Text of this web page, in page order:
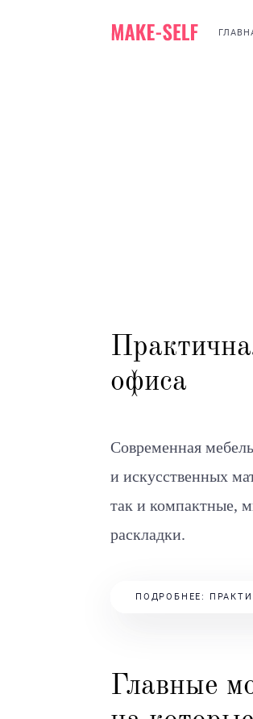
офиса
Современная
и искусственных
так и компактные,
раскладки.
ПОДРОБНЕЕ:
Главные